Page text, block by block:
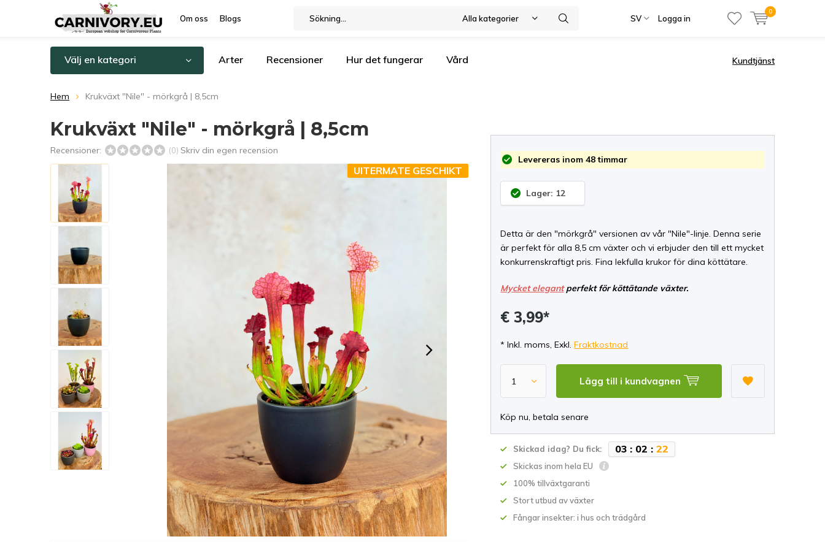
Om oss Blogs Alla kategorier SV Logga in
0
Välj en kategori Arter Recensioner Hur det fungerar Vård Kundtjänst
Hem Krukväxt "Nile" - mörkgrå | 8,5cm
Krukväxt "Nile" - mörkgrå | 8,5cm
Recensioner: (0) Skriv din egen recension
UITERMATE GESCHIKT
Levereras inom 48 timmar
Lager: 12
Detta är den "mörkgrå" versionen av vår "Nile"-linje. Denna serie
är perfekt för alla 8,5 cm växter och vi erbjuder den till ett mycket
konkurrenskraftigt pris. Fina lekfulla krukor för dina köttätare.
Mycket elegantperfekt för köttätande växter.
€ 3,99*
* Inkl. moms, Exkl.Fraktkostnad
Lägg till i kundvagnen
Köp nu, betala senare
Skickad idag? Du fick: 03 : 02 :22
Skickas inom hela EU
100% tillväxtgaranti
Stort utbud av växter
Fångar insekter: i hus och trädgård